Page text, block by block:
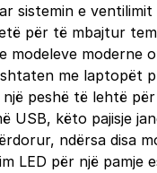
sistemin e ventilimit
për të mbajtur
modeleve moderne
me laptopët
një peshë të lehtë
USB, këto pajisje
ndërsa disa
LED për një pamje